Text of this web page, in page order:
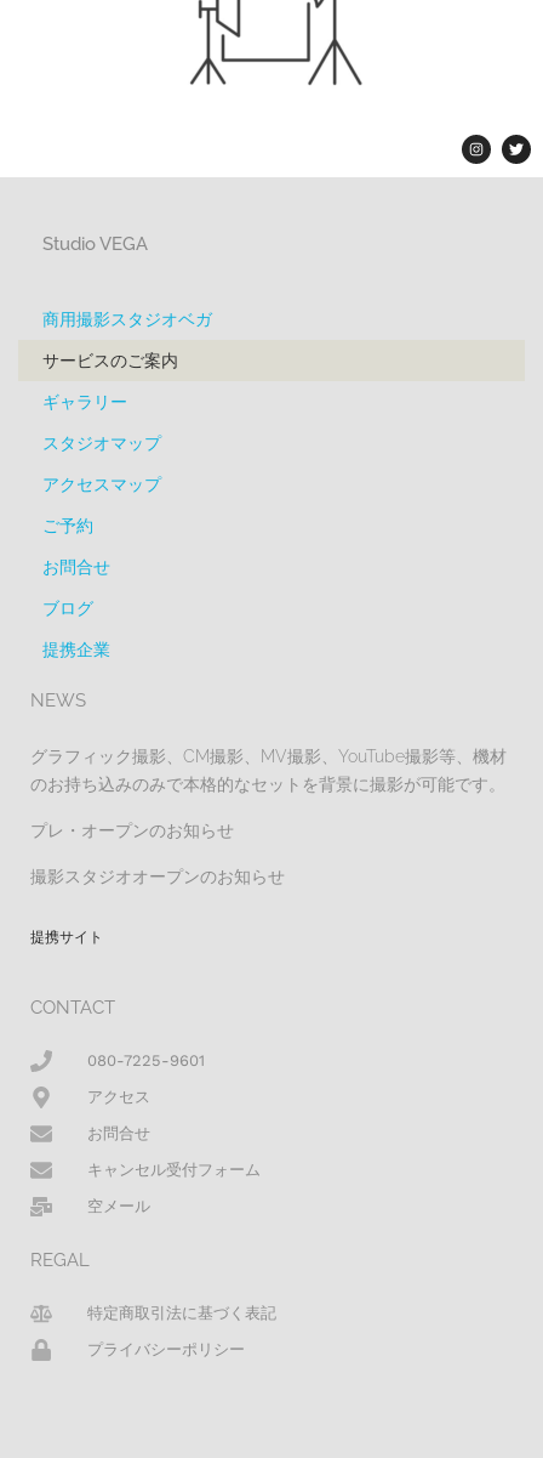
Studio VEGA
商用撮影スタジオベガ
サービスのご案内
ギャラリー
スタジオマップ
アクセスマップ
ご予約
お問合せ
ブログ
提携企業
NEWS
グラフィック撮影、CM撮影、MV撮影、YouTube撮影等、機材
のお持ち込みのみで本格的なセットを背景に撮影が可能です。
プレ・オープンのお知らせ
撮影スタジオオープンのお知らせ
提携サイト
CONTACT
080-7225-9601
アクセス
お問合せ
キャンセル受付フォーム
空メール
REGAL
特定商取引法に基づく表記
プライバシーポリシー